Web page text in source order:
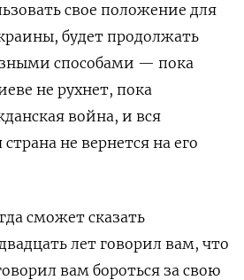
свое положение для
будет продолжать
способами — пока
не рухнет, пока
война, и вся
не вернется на его
сможет сказать
лет говорил вам, что
вам бороться за свою